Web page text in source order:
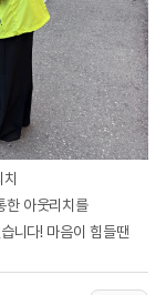
한 아웃리치를
니다! 마음이 힘들땐